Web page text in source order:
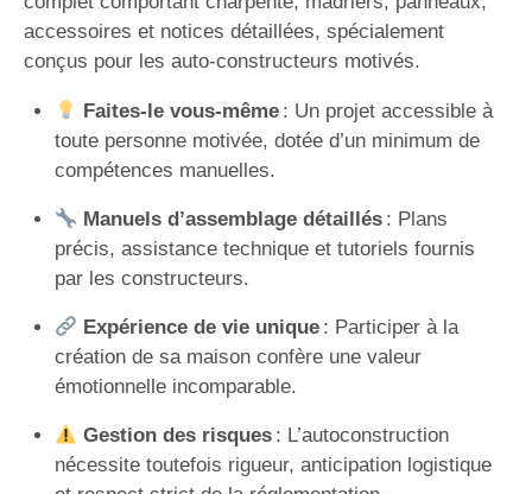
accessoires et notices détaillées, spécialement
conçus pour les auto-constructeurs motivés.
Faites-le vous-même: Un projet accessible à
toute personne motivée, dotée d’un minimum de
compétences manuelles.
Manuels d’assemblage détaillés: Plans
précis, assistance technique et tutoriels fournis
par les constructeurs.
Expérience de vie unique: Participer à la
création de sa maison confère une valeur
émotionnelle incomparable.
Gestion des risques: L’autoconstruction
nécessite toutefois rigueur, anticipation logistique